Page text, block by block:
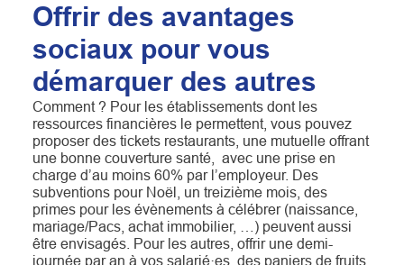
Offrir des avantages
sociaux pour vous
démarquer des autres
Comment ? Pour les établissements dont les
ressources financières le permettent, vous pouvez
proposer des tickets restaurants, une mutuelle offrant
une bonne couverture santé, avec une prise en
charge d’au moins 60% par l’employeur. Des
subventions pour Noël, un treizième mois, des
primes pour les évènements à célébrer (naissance,
mariage/Pacs, achat immobilier, …) peuvent aussi
être envisagés. Pour les autres, offrir une demi-
journée par an à vos salarié·es, des paniers de fruits